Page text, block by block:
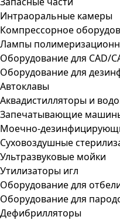
Интраоральные камеры
Компрессорное
Лампы
Оборудование для CAD/
Оборудование для
Автоклавы
Аквадистилляторы и
Запечатывающие
Моечно-
Суховоздушные
Ультразвуковые мойки
Утилизаторы игл
Оборудование для
Оборудование для
Дефибрилляторы